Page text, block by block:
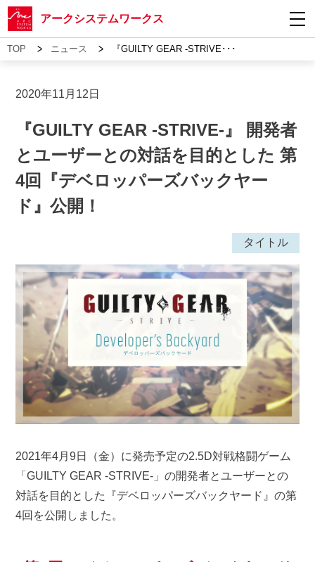
アークシステムワークス
TOP > ニュース > 『GUILTY GEAR -STRIVE･･･
2020年11月12日
『GUILTY GEAR -STRIVE-』 開発者
とユーザーとの対話を目的とした 第
4回『デベロッパーズバックヤー
ド』公開！
タイトル
2021年4月9日（金）に発売予定の2.5D対戦格闘ゲーム
「GUILTY GEAR -STRIVE-」の開発者とユーザーとの
対話を目的とした『デベロッパーズバックヤード』の第
4回を公開しました。